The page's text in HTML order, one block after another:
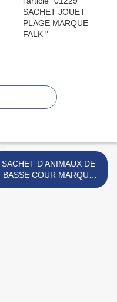
SACHET D'ANIMAUX DE
BASSE COUR MARQUE
FERAL >